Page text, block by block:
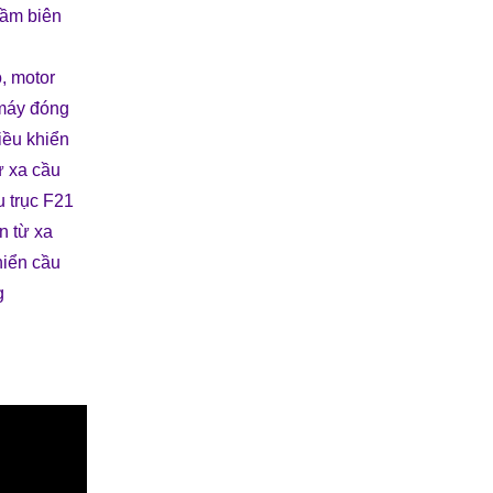
biên
, motor
đóng
khiển
xa cầu
trục F21
từ xa
cầu